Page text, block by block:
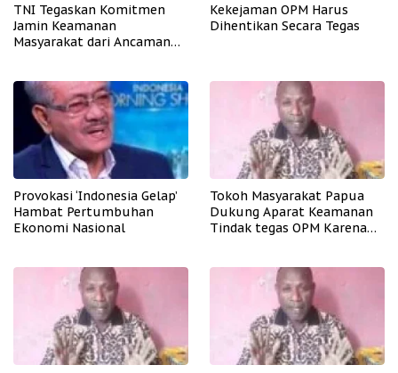
TNI Tegaskan Komitmen
Jamin Keamanan
Masyarakat dari Ancaman
Kekejaman OPM Harus
Dihentikan Secara Tegas
Provokasi ‘Indonesia Gelap’
Hambat Pertumbuhan
Ekonomi Nasional
Tokoh Masyarakat Papua
Dukung Aparat Keamanan
Tindak tegas OPM Karena